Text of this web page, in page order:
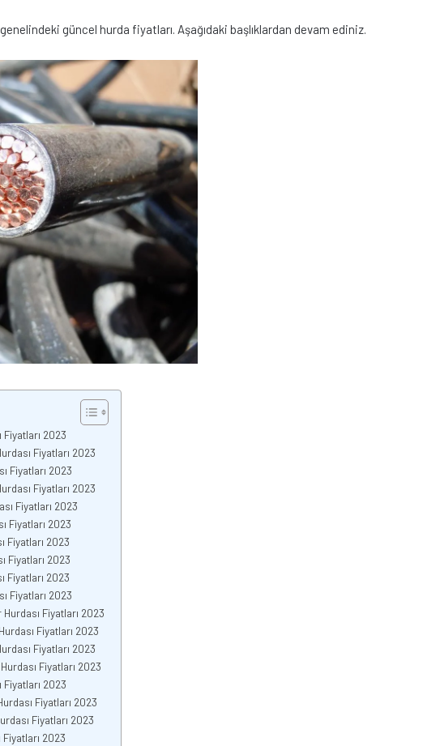
güncel hurda fiyatları. Aşağıdaki başlıklardan devam ediniz.
2023
Fiyatları 2023
Fiyatları 2023
Fiyatları 2023
Fiyatları 2023
Fiyatları 2023
Fiyatları 2023
Fiyatları 2023
Fiyatları 2023
Fiyatları 2023
Fiyatları 2023
Fiyatları 2023
Fiyatları 2023
Fiyatları 2023
Fiyatları 2023
Fiyatları 2023
Fiyatları 2023
2023